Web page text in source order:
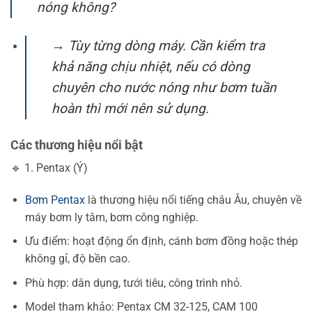
nóng không?
→ Tùy từng dòng máy. Cần kiểm tra
khả năng chịu nhiệt, nếu có dòng
chuyên cho nước nóng như bơm tuần
hoàn thì mới nên sử dụng.
Các thương hiệu nổi bật
🔹 1. Pentax (Ý)
Bơm Pentaxlà thương hiệu nổi tiếng châu Âu, chuyên về
máy bơm ly tâm, bơm công nghiệp.
Ưu điểm: hoạt động ổn định, cánh bơm đồng hoặc thép
không gỉ, độ bền cao.
Phù hợp: dân dụng, tưới tiêu, công trình nhỏ.
Model tham khảo: Pentax CM 32-125, CAM 100